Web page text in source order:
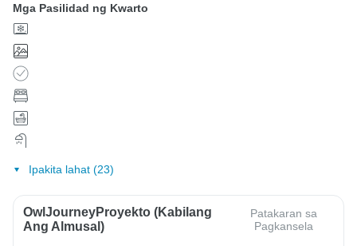
Mga Pasilidad ng Kwarto
Ipakita lahat (23)
OwlJourneyProyekto (Kabilang
Ang Almusal)
Patakaran sa
Pagkansela